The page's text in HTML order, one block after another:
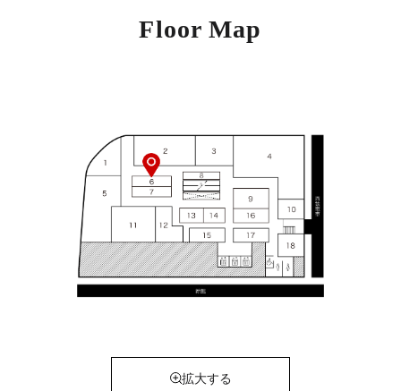
Floor Map
拡大する